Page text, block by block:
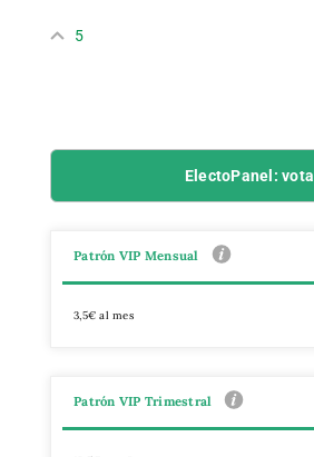
5
ElectoPanel: vota
Patrón VIP Mensual
3,5€ al mes
Patrón VIP Trimestral